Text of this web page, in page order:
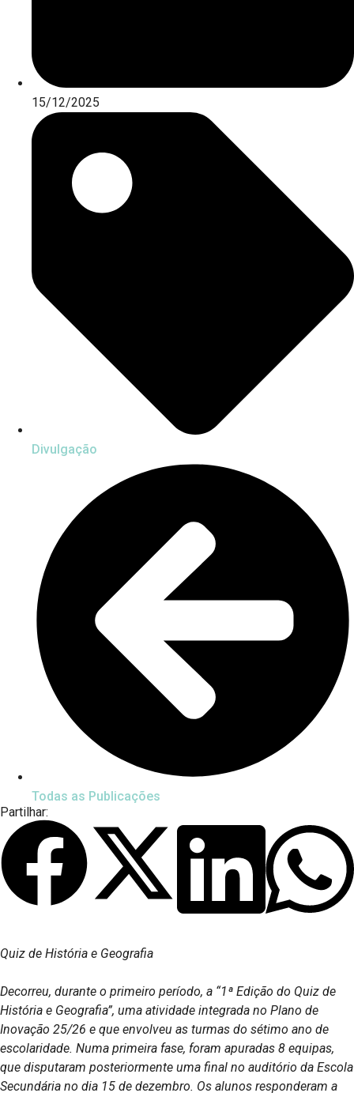
15/12/2025
Divulgação
Todas as Publicações
Partilhar:
Quiz de História e Geografia
Decorreu, durante o primeiro período, a “1ª Edição do Quiz de
História e Geografia”, uma atividade integrada no Plano de
Inovação 25/26 e que envolveu as turmas do sétimo ano de
escolaridade. Numa primeira fase, foram apuradas 8 equipas,
que disputaram posteriormente uma final no auditório da Escola
Secundária no dia 15 de dezembro. Os alunos responderam a